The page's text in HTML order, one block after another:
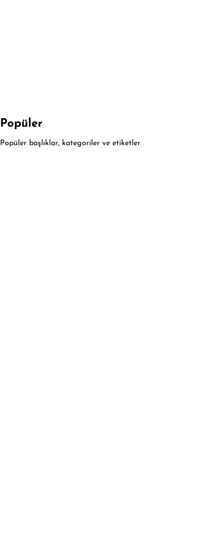
Popüler
Popüler başlıklar, kategoriler ve etiketler